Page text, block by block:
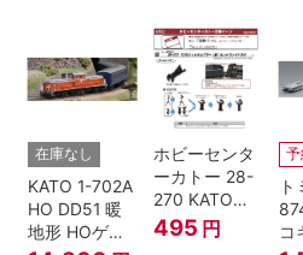
在庫なし
KATO 1-702A
HO DD51 暖
地形 HOゲー
ホビーセンタ
ーカトー 28-
270 KATOナ
ックルカプラ
ー 黒 センタ
495 円
予
コ